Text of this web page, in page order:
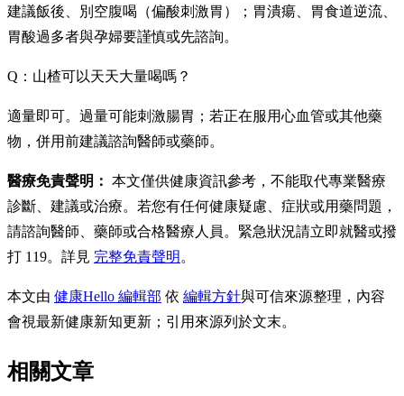
建議飯後、別空腹喝（偏酸刺激胃）；胃潰瘍、胃食道逆流、
胃酸過多者與孕婦要謹慎或先諮詢。
Q：山楂可以天天大量喝嗎？
適量即可。過量可能刺激腸胃；若正在服用心血管或其他藥
物，併用前建議諮詢醫師或藥師。
醫療免責聲明： 本文僅供健康資訊參考，不能取代專業醫療
診斷、建議或治療。若您有任何健康疑慮、症狀或用藥問題，
請諮詢醫師、藥師或合格醫療人員。緊急狀況請立即就醫或撥
打 119。詳見 完整免責聲明 。
本文由 健康Hello 編輯部 依 編輯方針與可信來源整理，內容
會視最新健康新知更新；引用來源列於文末。
相關文章